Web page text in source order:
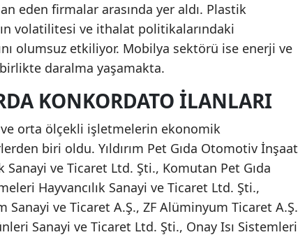
eden firmalar arasında yer aldı. Plastik
volatilitesi ve ithalat politikalarındaki
olumsuz etkiliyor. Mobilya sektörü ise enerji ve
daralma yaşamakta.
KONKORDATO İLANLARI
orta ölçekli işletmelerin ekonomik
biri oldu. Yıldırım Pet Gıda Otomotiv İnşaat
Sanayi ve Ticaret Ltd. Şti., Komutan Pet Gıda
Hayvancılık Sanayi ve Ticaret Ltd. Şti.,
Sanayi ve Ticaret A.Ş., ZF Alüminyum Ticaret
Sanayi ve Ticaret Ltd. Şti., Onay Isı Sistemleri